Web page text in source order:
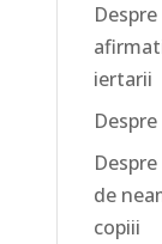
iertarii
de
copiii